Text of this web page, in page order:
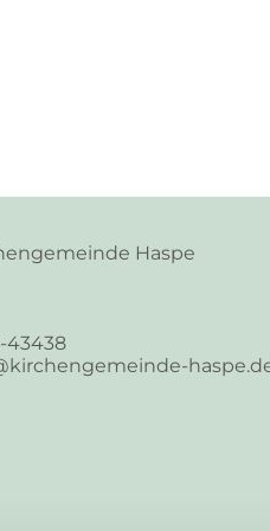
Haspe
43438